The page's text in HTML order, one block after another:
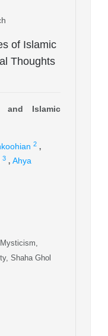
of Islamic
Thoughts
and Islamic
2 ,
3 , Ahya
Shaha Ghol